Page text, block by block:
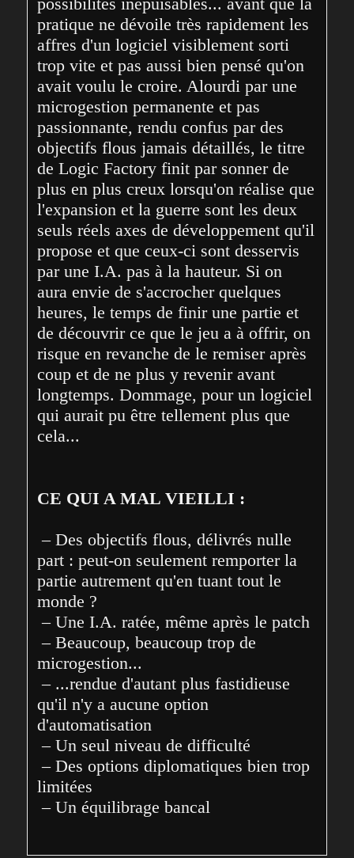
pratique ne dévoile très rapidement les
affres d'un logiciel visiblement sorti
trop vite et pas aussi bien pensé qu'on
avait voulu le croire. Alourdi par une
microgestion permanente et pas
passionnante, rendu confus par des
objectifs flous jamais détaillés, le titre
de Logic Factory finit par sonner de
plus en plus creux lorsqu'on réalise que
l'expansion et la guerre sont les deux
seuls réels axes de développement qu'il
propose et que ceux-ci sont desservis
par une I.A. pas à la hauteur. Si on
aura envie de s'accrocher quelques
heures, le temps de finir une partie et
de découvrir ce que le jeu a à offrir, on
risque en revanche de le remiser après
coup et de ne plus y revenir avant
longtemps. Dommage, pour un logiciel
qui aurait pu être tellement plus que
cela...
CE QUI A MAL VIEILLI :
– Des objectifs flous, délivrés nulle
part : peut-on seulement remporter la
partie autrement qu'en tuant tout le
monde ?
– Une I.A. ratée, même après le patch
– Beaucoup, beaucoup trop de
microgestion...
– ...rendue d'autant plus fastidieuse
qu'il n'y a aucune option
d'automatisation
– Un seul niveau de difficulté
– Des options diplomatiques bien trop
limitées
– Un équilibrage bancal